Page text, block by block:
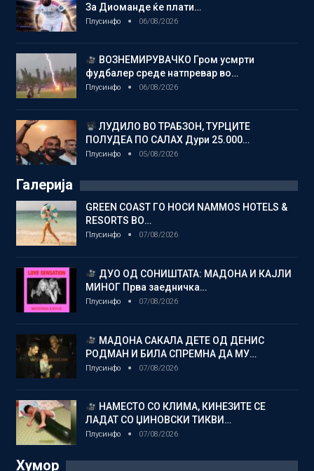
За Диоманде ќе плати…
Плусинфо 06/08/2026
ВОЗНЕМИРУВАЧКО Гром усмрти
фудбалер среде натпревар во…
Плусинфо 06/08/2026
ЛУДИЛО ВО ТРАБЗОН, ТУРЦИТЕ
ПОЛУДЕА ПО САЛАХ Дури 25.000…
Плусинфо 05/08/2026
Галерија
GREEN COAST ГО НОСИ NAMMOS HOTELS &
RESORTS ВО…
Плусинфо 07/08/2026
ДУО ОД СОНИШТАТА: МАДОНА И КАЈЛИ
МИНОГ Прва заедничка…
Плусинфо 07/08/2026
МАДОНА САКАЛА ДЕТЕ ОД ДЕНИС
РОДМАН И БИЛА СПРЕМНА ДА МУ…
Плусинфо 07/08/2026
НАМЕСТО СО КЛИМА, КИНЕЗИТЕ СЕ
ЛАДАТ СО ЏИНОВСКИ ТИКВИ…
Плусинфо 07/08/2026
Хумор